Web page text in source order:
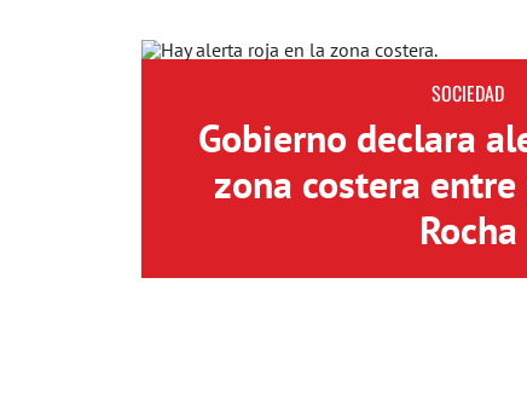
SOCIEDAD
Gobierno declara
zona costera entre
Rocha